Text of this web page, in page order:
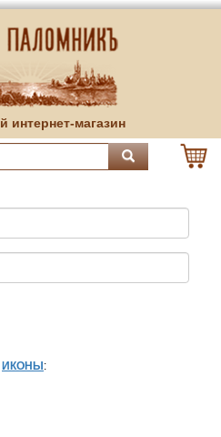
интернет-магазин
ИКОНЫ :